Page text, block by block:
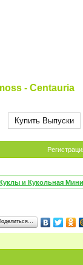
- Centauria
Купить Выпуски
и Кукольная